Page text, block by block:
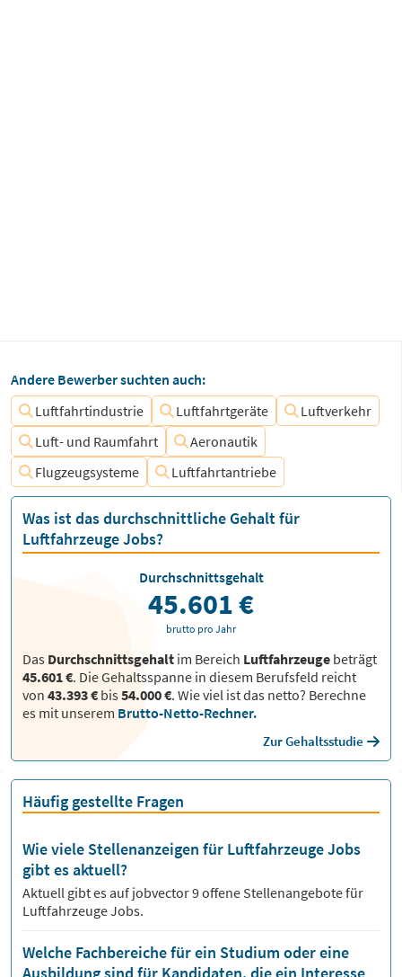
Andere Bewerber suchten auch:
Luftfahrtindustrie
Luftfahrtgeräte
Luftverkehr
Luft- und Raumfahrt
Aeronautik
Flugzeugsysteme
Luftfahrtantriebe
Was ist das durchschnittliche Gehalt für
Luftfahrzeuge Jobs?
Das Durchschnittsgehalt im Bereich Luftfahrzeuge beträgt
45.601 €. Die Gehaltsspanne in diesem Berufsfeld reicht
von 43.393 € bis54.000 €. Wie viel ist das netto? Berechne
es mit unserem Brutto-Netto-Rechner.
Zur Gehaltsstudie
Durchschnittsgehalt
45.601 €
brutto pro Jahr
Häufig gestellte Fragen
Wie viele Stellenanzeigen für Luftfahrzeuge Jobs
gibt es aktuell?
Aktuell gibt es auf jobvector9offene Stellenangebote für
Luftfahrzeuge Jobs.
Welche Fachbereiche für ein Studium oder eine